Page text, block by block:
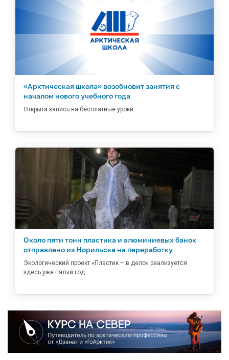
«Арктическая школа» возобновит занятия с
началом нового учебного года
Открыта запись на бесплатные уроки
Около пяти тонн пластика и алюминиевых банок
отправлено из Норильска на переработку
Экологический проект «Пластик – в дело» реализуется
здесь уже пятый год